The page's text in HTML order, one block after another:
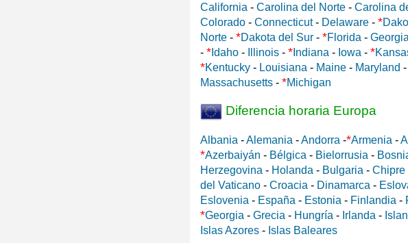
California - Carolina del Norte - Carolina
Colorado - Connecticut- Delaware - *
Norte - *Dakota del Sur - *Florida - Georgia
- * Idaho - Illinois - * Indiana - Iowa - *
*Kentucky - Louisiana - Maine - Maryland -
Massachusetts - *Michigan
Diferencia horaria Europa
Albania -Alemania -Andorra -*Armenia -
*Azerbaiyán - Bélgica - Bielorrusia -
Herzegovina - Holanda - Bulgaria - Chipre
del Vaticano - Croacia - Dinamarca -
Eslovenia - España - Estonia - Finlandia -
*Georgia - Grecia - Hungría - Irlanda -
Islas Azores - Islas Baleares